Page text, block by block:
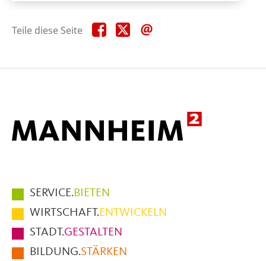
Teile diese Seite Teile
diese
Teile
diese
Hauptmenüpunkte
im
Fußbereich
der
Seite
SERVICE.BIETEN
WIRTSCHAFT.ENTWICKELN
STADT.GESTALTEN
BILDUNG.STÄRKEN